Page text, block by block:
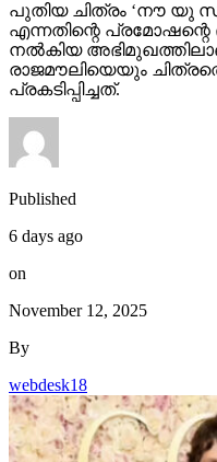
പുതിയ ചിത്രം ‘നൗ യു
എന്നതിന്റെ
നല്‍കിയ
രാജമൗലിയെയും
പ്രകടിപ്പിച്ചത്.
Published
6 days ago
on
November 12, 2025
By
webdesk18